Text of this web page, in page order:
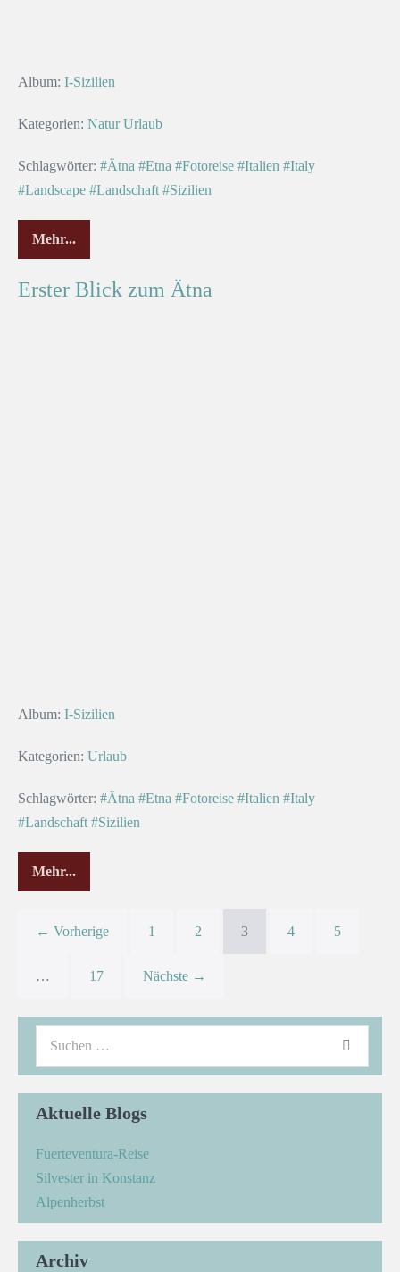
Album: I-Sizilien
Kategorien: Natur Urlaub
Schlagwörter: #Ätna #Etna #Fotoreise #Italien #Italy
#Landscape #Landschaft #Sizilien
Mehr...
Erster Blick zum Ätna
Album: I-Sizilien
Kategorien: Urlaub
Schlagwörter: #Ätna #Etna #Fotoreise #Italien #Italy
#Landschaft #Sizilien
Mehr...
← Vorherige 1 2 3 4 5
… 17 Nächste →
Aktuelle Blogs
Fuerteventura-Reise
Silvester in Konstanz
Alpenherbst
Archiv